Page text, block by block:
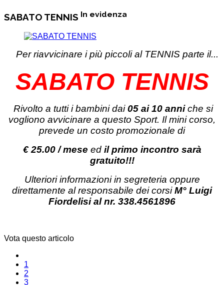
SABATO TENNIS In evidenza
Per riavvicinare i più piccoli al TENNIS parte il...
SABATO TENNIS
Rivolto a tutti i bambini dai05 ai 10 anniche si
vogliono avvicinare a questo Sport. Il mini corso,
prevede un costo promozionale di
€ 25.00 / mese ed il primo incontro sarà
gratuito!!!
Ulteriori informazioni in segreteria oppure
direttamente al responsabile dei corsiM° Luigi
Fiordelisi al nr. 338.4561896
Vota questo articolo
1
2
3